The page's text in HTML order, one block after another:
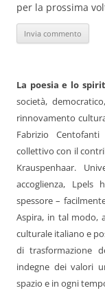
per la prossima
La poesia e lo
società,
rinnovamento
Fabrizio
collettivo con il
Krauspenhaar.
accoglienza,
spessore –
Aspira, in tal modo,
culturale italiano e
di trasformazione
indegne dei valori
spazio e in ogni